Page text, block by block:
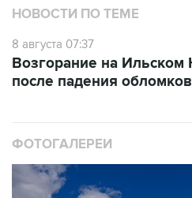
НОВОСТИ ПО ТЕМЕ
8 августа 07:37
Возгорание на
после падения
ФОТОГАЛЕРЕИ